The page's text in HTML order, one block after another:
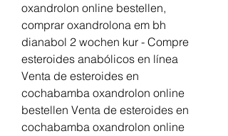
oxandrolon online bestellen,
comprar oxandrolona em bh
dianabol 2 wochen kur - Compre
esteroides anabólicos en línea
Venta de esteroides en
cochabamba oxandrolon online
bestellen Venta de esteroides en
cochabamba oxandrolon online